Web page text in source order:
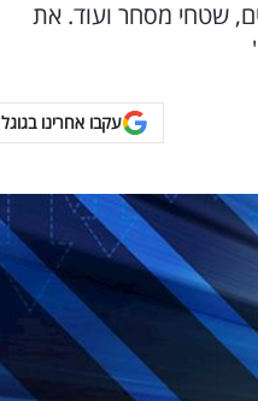
שטחי מסחר ועוד. את
עקבו אחרינו בגוגל